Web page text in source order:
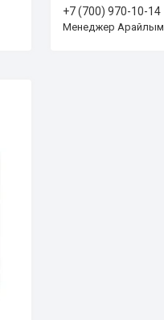
+7 (700) 970-10-14
Менеджер Арайлым